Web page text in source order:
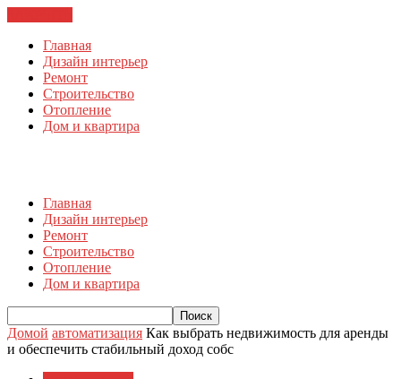
Главная
Дизайн интерьер
Ремонт
Строительство
Отопление
Дом и квартира
Главная
Дизайн интерьер
Ремонт
Строительство
Отопление
Дом и квартира
Домой автоматизация Как выбрать недвижимость для аренды
и обеспечить стабильный доход собс